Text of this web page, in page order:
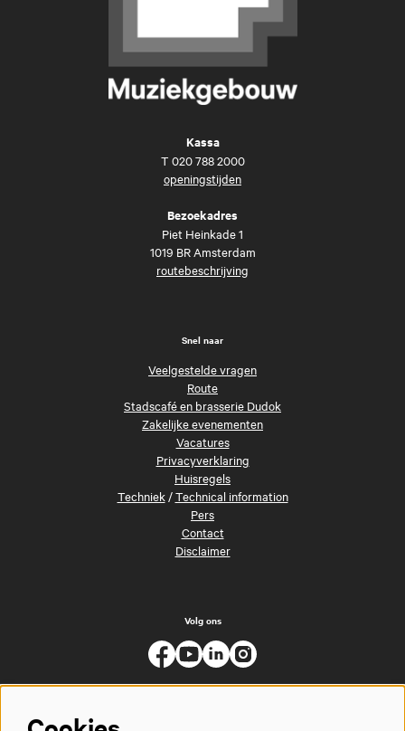
Kassa
T 020 788 2000
openingstijden
Bezoekadres
Piet Heinkade 1
1019 BR Amsterdam
routebeschrijving
Snel naar
Veelgestelde vragen
Route
Stadscafé en brasserie Dudok
Zakelijke evenementen
Vacatures
Privacyverklaring
Huisregels
Techniek/Technical information
Pers
Contact
Disclaimer
Volg ons